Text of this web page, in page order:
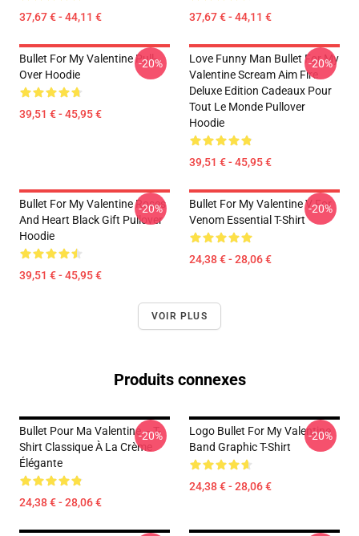
37,67 € - 44,11 € 37,67 € - 44,11 €
Bullet For My Valentine Pull-
Over Hoodie
39,51 € - 45,95 €
-20%
Love Funny Man Bullet For My
Valentine Scream Aim Fire
Deluxe Edition Cadeaux Pour
Tout Le Monde Pullover
Hoodie
39,51 € - 45,95 €
-20%
Bullet For My Valentine Roses
And Heart Black Gift Pullover
Hoodie
39,51 € - 45,95 €
-20%
Bullet For My Valentine V For
Venom Essential T-Shirt
24,38 € - 28,06 €
-20%
VOIR PLUS
Produits connexes
Bullet Pour Ma Valentine – T-
Shirt Classique À La Crème
Élégante
24,38 € - 28,06 €
-20%
Logo Bullet For My Valentine
Band Graphic T-Shirt
24,38 € - 28,06 €
-20%